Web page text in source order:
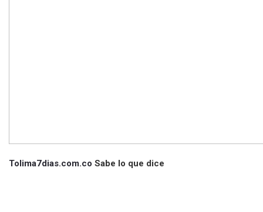
Tolima7dias.com.co Sabe lo que dice